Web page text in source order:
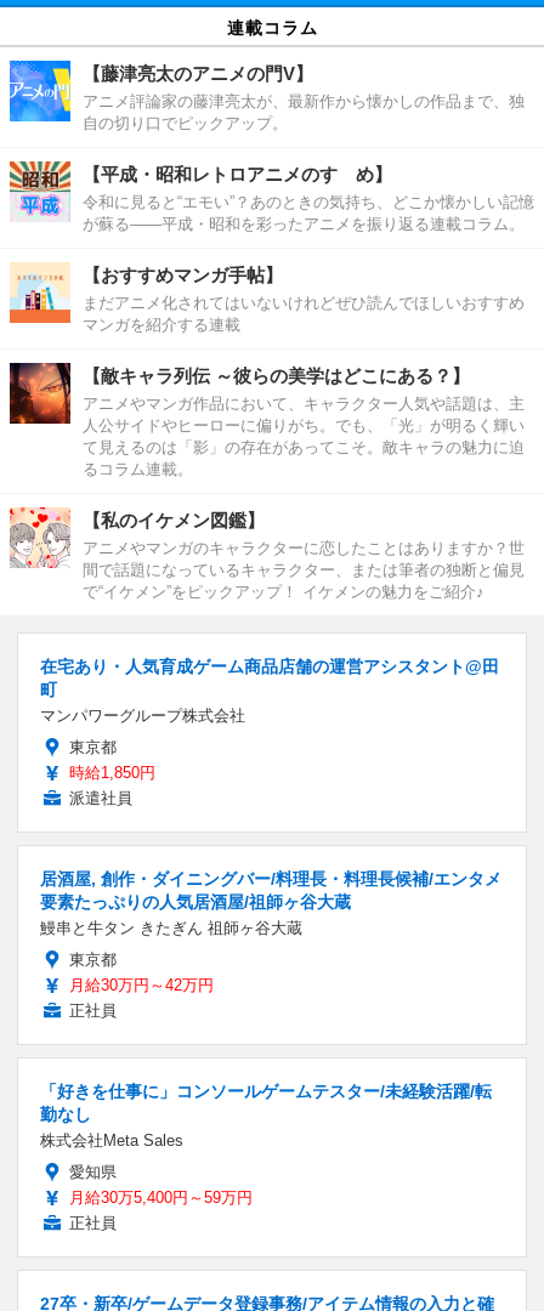
連載コラム
【藤津亮太のアニメの門V】
アニメ評論家の藤津亮太が、最新作から懐かしの作品まで、独
自の切り口でピックアップ。
【平成・昭和レトロアニメのすゝめ】
令和に見ると“エモい”？あのときの気持ち、どこか懐かしい記憶
が蘇る――平成・昭和を彩ったアニメを振り返る連載コラム。
【おすすめマンガ手帖】
まだアニメ化されてはいないけれどぜひ読んでほしいおすすめ
マンガを紹介する連載
【敵キャラ列伝 ～彼らの美学はどこにある？】
アニメやマンガ作品において、キャラクター人気や話題は、主
人公サイドやヒーローに偏りがち。でも、「光」が明るく輝い
て見えるのは「影」の存在があってこそ。敵キャラの魅力に迫
るコラム連載。
【私のイケメン図鑑】
アニメやマンガのキャラクターに恋したことはありますか？世
間で話題になっているキャラクター、または筆者の独断と偏見
で“イケメン”をピックアップ！ イケメンの魅力をご紹介♪
在宅あり・人気育成ゲーム商品店舗の運営アシスタント@田
町
マンパワーグループ株式会社
東京都
時給1,850円
派遣社員
居酒屋, 創作・ダイニングバー/料理長・料理長候補/エンタメ
要素たっぷりの人気居酒屋/祖師ヶ谷大蔵
鰻串と牛タン きたぎん 祖師ヶ谷大蔵
東京都
月給30万円～42万円
正社員
「好きを仕事に」コンソールゲームテスター/未経験活躍/転
勤なし
株式会社Meta Sales
愛知県
月給30万5,400円～59万円
正社員
27卒・新卒/ゲームデータ登録事務/アイテム情報の入力と確